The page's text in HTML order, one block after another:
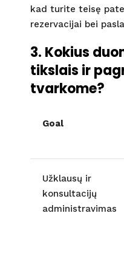
kad turite teisę
rezervacijai bei
3. Kokius
tikslais ir
tvarkome?
Goal
Užklausų ir
konsultacijų
administravimas